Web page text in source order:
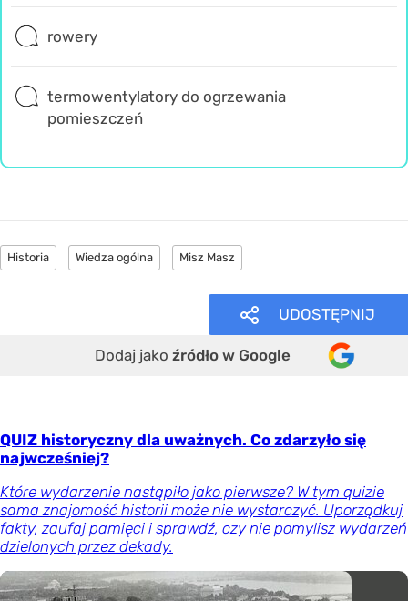
rowery
termowentylatory do ogrzewania
pomieszczeń
Historia Wiedza ogólna Misz Masz
UDOSTĘPNIJ
Dodaj jako źródło w Google
QUIZ historyczny dla uważnych. Co zdarzyło się
najwcześniej?
Które wydarzenie nastąpiło jako pierwsze? W tym quizie
sama znajomość historii może nie wystarczyć. Uporządkuj
fakty, zaufaj pamięci i sprawdź, czy nie pomylisz wydarzeń
dzielonych przez dekady.